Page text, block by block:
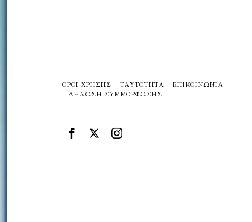
ΌΡΟΙ ΧΡΉΣΗΣ ΤΑΥΤΌΤΗΤΑ
ΕΠΙΚΟΙΝΩΝΊΑ
ΔΉΛΩΣΗ ΣΥΜΜΌΡΦΩΣΗΣ